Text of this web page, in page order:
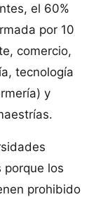
el 60%
por 10
comercio,
tecnología
y
porque los
prohibido